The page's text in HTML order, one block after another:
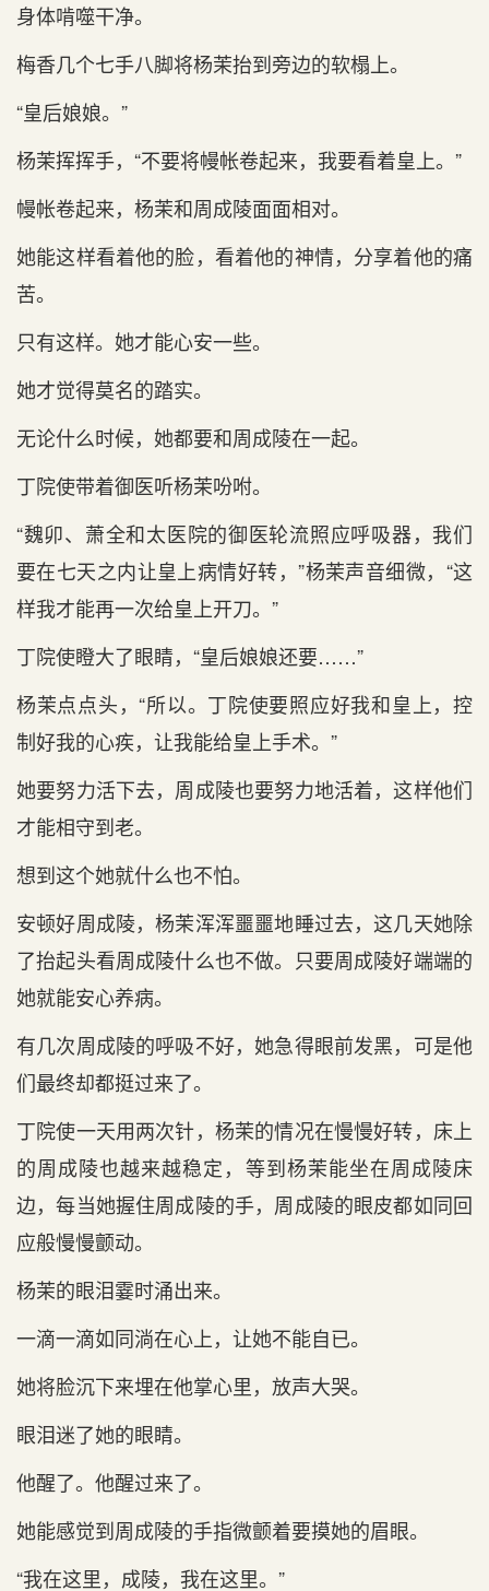
身体啃噬干净。
梅香几个七手八脚将杨茉抬到旁边的软榻上。
“皇后娘娘。”
杨茉挥挥手，“不要将幔帐卷起来，我要看着皇上。”
幔帐卷起来，杨茉和周成陵面面相对。
她能这样看着他的脸，看着他的神情，分享着他的痛
苦。
只有这样。她才能心安一些。
她才觉得莫名的踏实。
无论什么时候，她都要和周成陵在一起。
丁院使带着御医听杨茉吩咐。
“魏卯、萧全和太医院的御医轮流照应呼吸器，我们
要在七天之内让皇上病情好转，”杨茉声音细微，“这
样我才能再一次给皇上开刀。”
丁院使瞪大了眼睛，“皇后娘娘还要……”
杨茉点点头，“所以。丁院使要照应好我和皇上，控
制好我的心疾，让我能给皇上手术。”
她要努力活下去，周成陵也要努力地活着，这样他们
才能相守到老。
想到这个她就什么也不怕。
安顿好周成陵，杨茉浑浑噩噩地睡过去，这几天她除
了抬起头看周成陵什么也不做。只要周成陵好端端的
她就能安心养病。
有几次周成陵的呼吸不好，她急得眼前发黑，可是他
们最终却都挺过来了。
丁院使一天用两次针，杨茉的情况在慢慢好转，床上
的周成陵也越来越稳定，等到杨茉能坐在周成陵床
边，每当她握住周成陵的手，周成陵的眼皮都如同回
应般慢慢颤动。
杨茉的眼泪霎时涌出来。
一滴一滴如同淌在心上，让她不能自已。
她将脸沉下来埋在他掌心里，放声大哭。
眼泪迷了她的眼睛。
他醒了。他醒过来了。
她能感觉到周成陵的手指微颤着要摸她的眉眼。
“我在这里，成陵，我在这里。”